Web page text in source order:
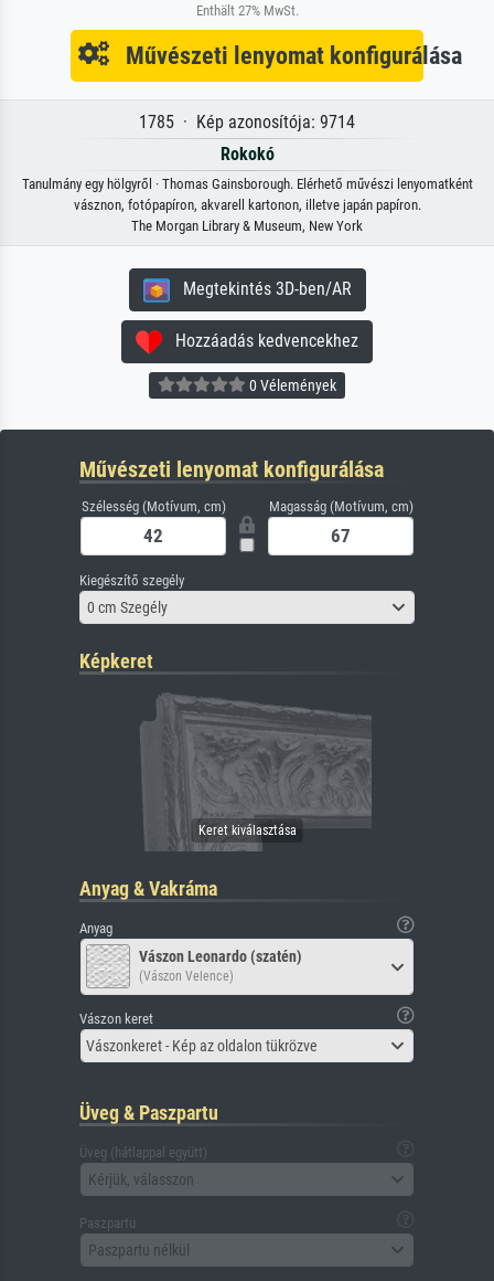
Enthält 27% MwSt.
Művészeti lenyomat konfigurálása
1785 · Kép azonosítója: 9714
Rokokó
Tanulmány egy hölgyről · Thomas Gainsborough. Elérhető művészi lenyomatként
vásznon, fotópapíron, akvarell kartonon, illetve japán papíron.
The Morgan Library & Museum, New York
Megtekintés 3D-ben/AR
Hozzáadás kedvencekhez
0 Vélemények
Művészeti lenyomat konfigurálása
Szélesség (Motívum, cm) Magasság (Motívum, cm)
Kiegészítő szegély
0 cm Szegély
Képkeret
Anyag & Vakráma
Anyag
Vászon Leonardo (szatén)
(Vászon Velence)
Vászon keret
Vászonkeret - Kép az oldalon tükrözve
Üveg & Paszpartu
Üveg (hátlappal együtt)
Kérjük, válasszon
Paszpartu
Paszpartu nélkül